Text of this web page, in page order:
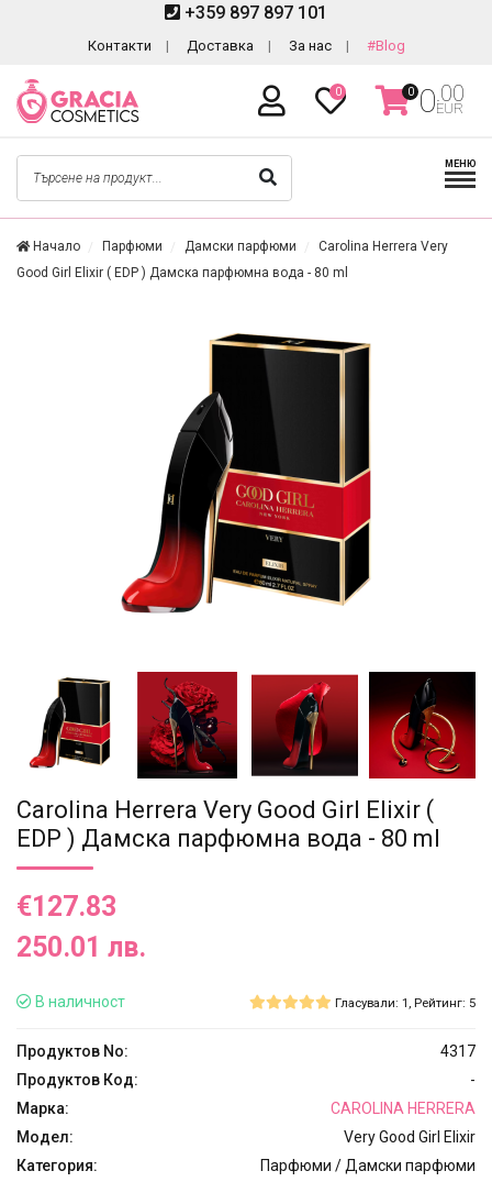
+359 897 897 101
Контакти Доставка За нас #Blog
0 0 0.00
EUR
МЕНЮ
Начало Парфюми Дамски парфюми
Carolina Herrera Very
Good Girl Elixir ( EDP ) Дамска парфюмна вода - 80 ml
Carolina Herrera Very Good Girl Elixir (
EDP ) Дамска парфюмна вода - 80 ml
€127.83
250.01 лв.
В наличност Гласували: 1, Рейтинг: 5
Продуктов No:
4317
Продуктов Код:
-
Марка:
CAROLINA HERRERA
Модел:
Very Good Girl Elixir
Категория:
Парфюми / Дамски парфюми